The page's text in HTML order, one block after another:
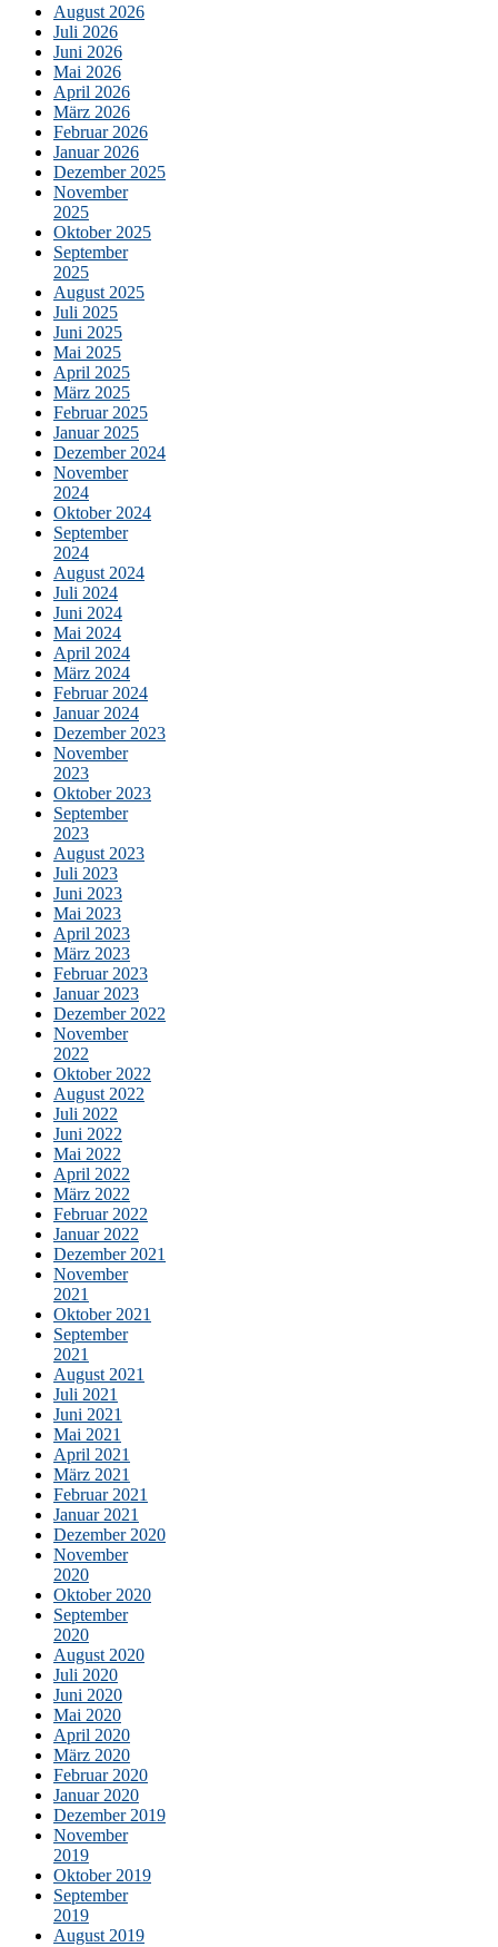
August 2026
Juli 2026
Juni 2026
Mai 2026
April 2026
März 2026
Februar 2026
Januar 2026
Dezember 2025
November
2025
Oktober 2025
September
2025
August 2025
Juli 2025
Juni 2025
Mai 2025
April 2025
März 2025
Februar 2025
Januar 2025
Dezember 2024
November
2024
Oktober 2024
September
2024
August 2024
Juli 2024
Juni 2024
Mai 2024
April 2024
März 2024
Februar 2024
Januar 2024
Dezember 2023
November
2023
Oktober 2023
September
2023
August 2023
Juli 2023
Juni 2023
Mai 2023
April 2023
März 2023
Februar 2023
Januar 2023
Dezember 2022
November
2022
Oktober 2022
August 2022
Juli 2022
Juni 2022
Mai 2022
April 2022
März 2022
Februar 2022
Januar 2022
Dezember 2021
November
2021
Oktober 2021
September
2021
August 2021
Juli 2021
Juni 2021
Mai 2021
April 2021
März 2021
Februar 2021
Januar 2021
Dezember 2020
November
2020
Oktober 2020
September
2020
August 2020
Juli 2020
Juni 2020
Mai 2020
April 2020
März 2020
Februar 2020
Januar 2020
Dezember 2019
November
2019
Oktober 2019
September
2019
August 2019